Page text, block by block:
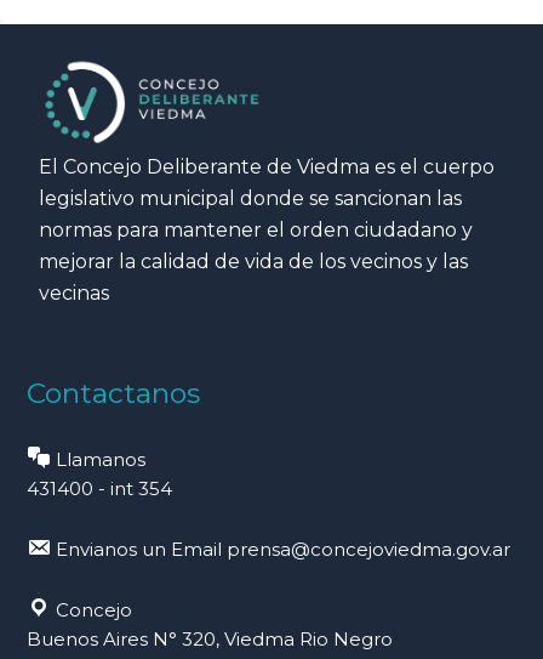
El Concejo Deliberante de Viedma es el cuerpo
legislativo municipal donde se sancionan las
normas para mantener el orden ciudadano y
mejorar la calidad de vida de los vecinos y las
vecinas
Contactanos
Llamanos
431400 - int 354
Envianos un Email prensa@concejoviedma.gov.ar
Concejo
Buenos Aires N° 320, Viedma Rio Negro